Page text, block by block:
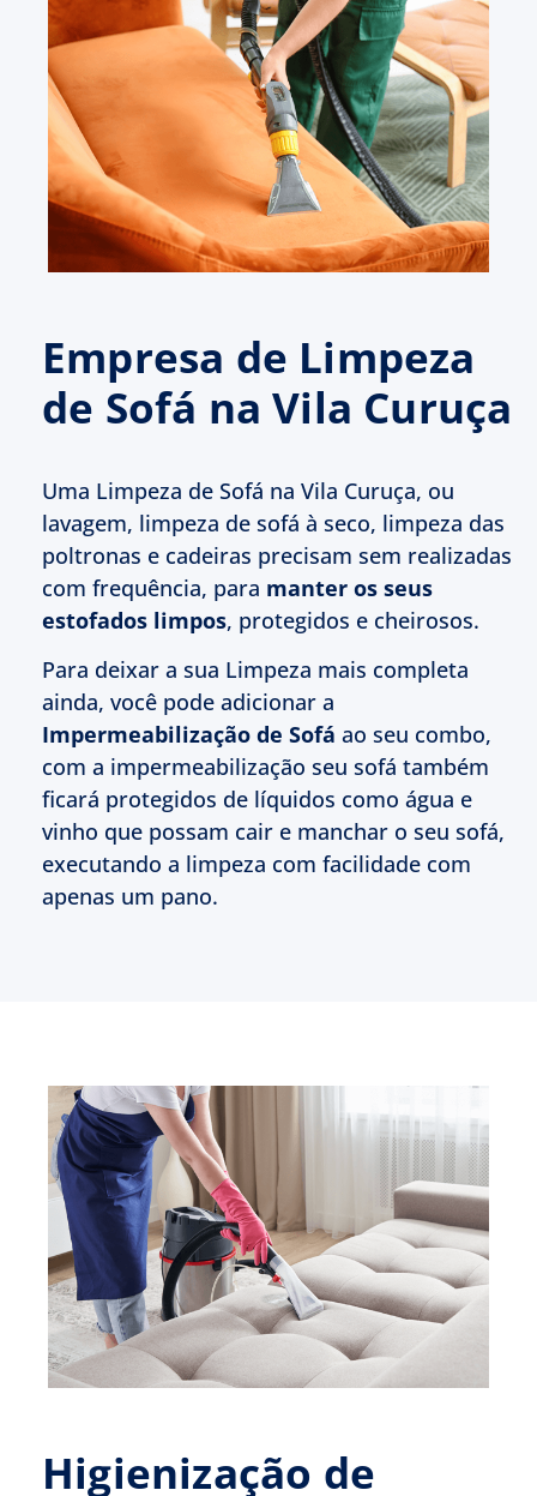
Empresa de Limpeza
de Sofá na Vila Curuça
Uma Limpeza de Sofá na Vila Curuça, ou
lavagem, limpeza de sofá à seco, limpeza das
poltronas e cadeiras precisam sem realizadas
com frequência, para manter os seus
estofados limpos, protegidos e cheirosos.
Para deixar a sua Limpeza mais completa
ainda, você pode adicionar a
Impermeabilização de Sofá ao seu combo,
com a impermeabilização seu sofá também
ficará protegidos de líquidos como água e
vinho que possam cair e manchar o seu sofá,
executando a limpeza com facilidade com
apenas um pano.
Higienização de